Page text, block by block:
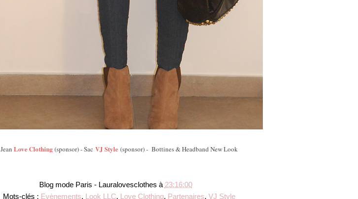
Jean Love Clothing(sponsor) - Sac VJ Style (sponsor) - Bottines & Headband New Look
Blog mode Paris - Lauralovesclothes à 23:16:00
Mots-clés : Evènements, Look LLC, Love Clothing, Partenaires, VJ Style